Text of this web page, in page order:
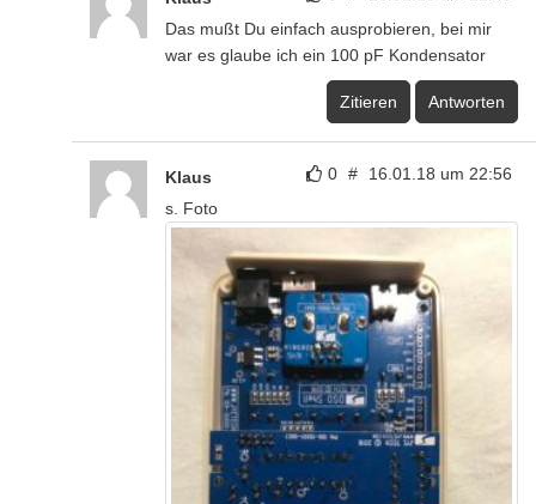
Das mußt Du einfach ausprobieren, bei mir
war es glaube ich ein 100 pF Kondensator
Zitieren Antworten
0 # 16.01.18 um 22:56
Klaus
s. Foto